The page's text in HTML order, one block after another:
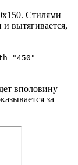
Стилями
и вытягивается,
вполовину
за